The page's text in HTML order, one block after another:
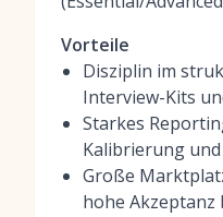
Vorteile
Disziplin im
Interview-Kits
Starkes
Kalibrierung und
Große
hohe Akzeptanz